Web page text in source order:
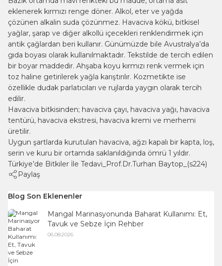
eklenerek kırmızı renge döner. Alkol, eter ve yağda
çözünen alkalin suda çözünmez. Havaciva kökü, bitkisel
yağlar, şarap ve diğer alkollü içecekleri renklendirmek için
antik çağlardan beri kullanır. Günümüzde bile Avustralya’da
gıda boyası olarak kullanılmaktadır. Tekstilde de tercih edilen
bir boyar maddedir. Ahşaba koyu kırmızı renk vermek için
toz haline getirilerek yağla karıştırılır. Kozmetikte ise
özellikle dudak parlatıcıları ve rujlarda yaygın olarak tercih
edilir.
Havaciva bitkisinden; havaciva çayı, havaciva yağı, havaciva
tentürü, havaciva ekstresi, havaciva kremi ve merhemi
üretilir.
Uygun şartlarda kurutulan havaciva, ağzı kapalı bir kapta, loş,
serin ve kuru bir ortamda saklanıldığında ömrü 1 yıldır.
Türkiye’de Bitkiler İle Tedavi_Prof.Dr.Turhan Baytop_(s224)
Paylaş
Blog Son Eklenenler
Mangal Marinasyonunda Baharat Kullanımı: Et,
Tavuk ve Sebze İçin Rehber
06.08.2026